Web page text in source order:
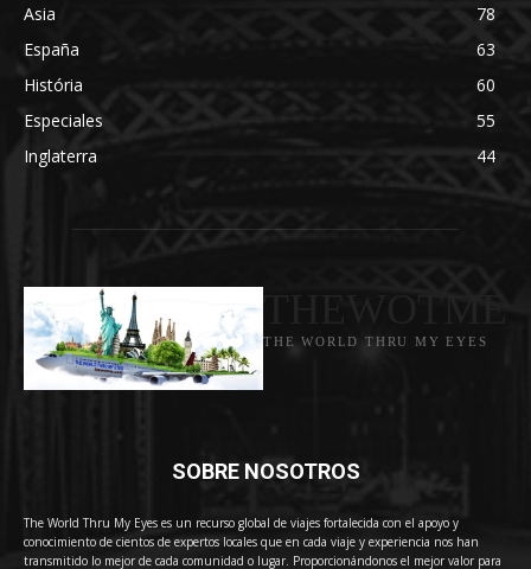
Asia
78
España
63
História
60
Especiales
55
Inglaterra
44
THE WORLD THRU MY EYES
SOBRE NOSOTROS
The World Thru My Eyes es un recurso global de viajes fortalecida con el apoyo y
conocimiento de cientos de expertos locales que en cada viaje y experiencia nos han
transmitido lo mejor de cada comunidad o lugar. Proporcionándonos el mejor valor para